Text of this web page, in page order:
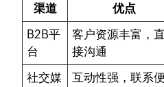
渠道 优点
B2B平
台
客户资源丰富，直
接沟通
社交媒
互动性强，联系便